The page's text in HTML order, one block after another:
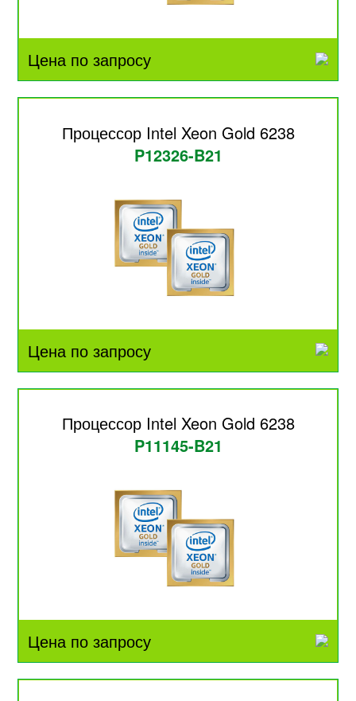
Цена по запросу
Процессор Intel Xeon Gold 6238
P12326-B21
Цена по запросу
Процессор Intel Xeon Gold 6238
P11145-B21
Цена по запросу